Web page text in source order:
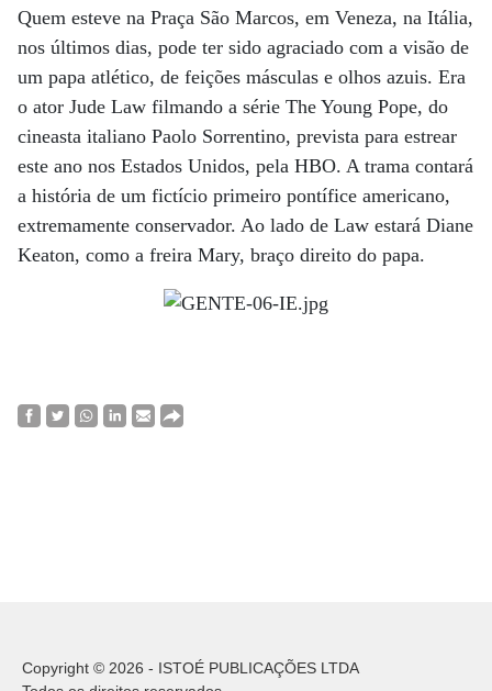
Quem esteve na Praça São Marcos, em Veneza, na Itália,
nos últimos dias, pode ter sido agraciado com a visão de
um papa atlético, de feições másculas e olhos azuis. Era
o ator Jude Law filmando a série The Young Pope, do
cineasta italiano Paolo Sorrentino, prevista para estrear
este ano nos Estados Unidos, pela HBO. A trama contará
a história de um fictício primeiro pontífice americano,
extremamente conservador. Ao lado de Law estará Diane
Keaton, como a freira Mary, braço direito do papa.
Copyright © 2026 - ISTOÉ PUBLICAÇÕES LTDA